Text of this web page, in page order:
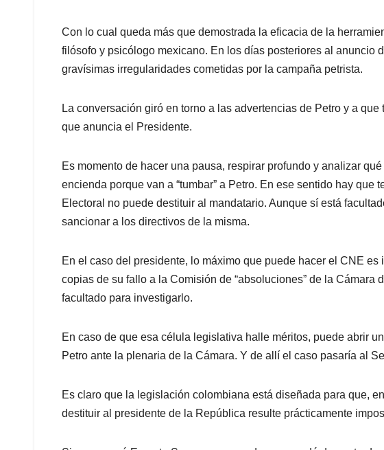
Con lo cual queda más que demostrada la eficacia de la
filósofo y psicólogo mexicano. En los días posteriores al anuncio
gravísimas irregularidades cometidas por la campaña petrista.
La conversación giró en torno a las advertencias de Petro y a
que anuncia el Presidente.
Es momento de hacer una pausa, respirar profundo y analizar
encienda porque van a “tumbar” a Petro. En ese sentido hay que
Electoral no puede destituir al mandatario. Aunque sí está
sancionar a los directivos de la misma.
En el caso del presidente, lo máximo que puede hacer el CNE
copias de su fallo a la Comisión de “absoluciones” de la Cámara
facultado para investigarlo.
En caso de que esa célula legislativa halle méritos, puede abrir
Petro ante la plenaria de la Cámara. Y de allí el caso pasaría al
Es claro que la legislación colombiana está diseñada para que,
destituir al presidente de la República resulte prácticamente